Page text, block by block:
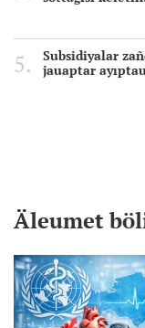
Subsidiyalar
jauaptar
Äleumet